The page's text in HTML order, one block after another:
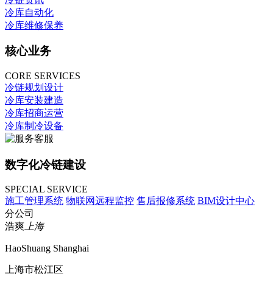
冷库自动化
冷库维修保养
核心业务
CORE SERVICES
冷链规划设计
冷库安装建造
冷库招商运营
冷库制冷设备
数字化冷链建设
SPECIAL SERVICE
施工管理系统 物联网远程监控 售后报修系统 BIM设计中心
分公司
浩爽上海
HaoShuang Shanghai
上海市松江区